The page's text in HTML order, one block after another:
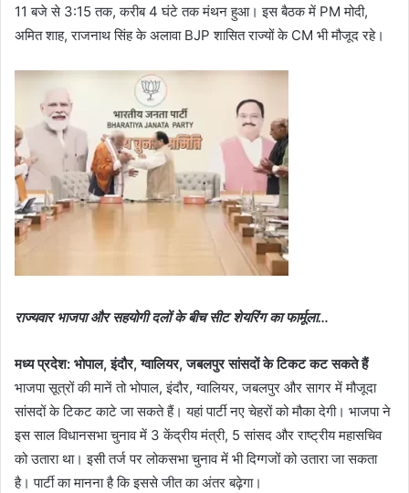
11 बजे से 3:15 तक, करीब 4 घंटे तक मंथन हुआ। इस बैठक में PM मोदी,
अमित शाह, राजनाथ सिंह के अलावा BJP शासित राज्यों के CM भी मौजूद रहे।
राज्यवार भाजपा और सहयोगी दलों के बीच ​​​​​​सीट शेयरिंग का फार्मूला…
मध्य प्रदेश: भोपाल, इंदौर, ग्वालियर, जबलपुर सांसदों के टिकट कट सकते हैं
​​​​​​भाजपा ​सूत्रों की मानें तो भोपाल, इंदौर, ग्वालियर, जबलपुर और सागर में मौजूदा
सांसदों के टिकट काटे जा सकते हैं। यहां पार्टी नए चेहरों को मौका देगी। भाजपा ने
इस साल विधानसभा चुनाव में 3 केंद्रीय मंत्री, 5 सांसद और राष्ट्रीय महासचिव
को उतारा था। इसी तर्ज पर लोकसभा चुनाव में भी दिग्गजों को उतारा जा सकता
है। पार्टी का मानना है कि इससे जीत का अंतर बढ़ेगा।